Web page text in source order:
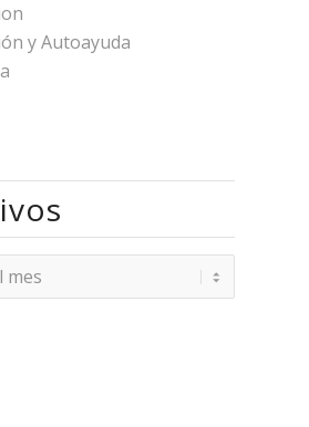
y Autoayuda